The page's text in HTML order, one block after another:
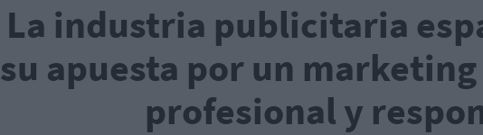
La industria publicitaria
su apuesta por un
profesional y